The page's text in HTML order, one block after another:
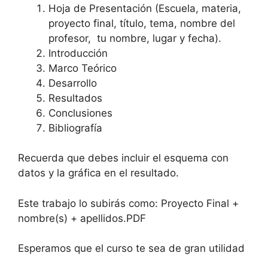
Hoja de Presentación (Escuela, materia,
proyecto final, título, tema, nombre del
profesor, tu nombre, lugar y fecha).
Introducción
Marco Teórico
Desarrollo
Resultados
Conclusiones
Bibliografía
Recuerda que debes incluir el esquema con
datos y la gráfica en el resultado.
Este trabajo lo subirás como: Proyecto Final +
nombre(s) + apellidos.PDF
Esperamos que el curso te sea de gran utilidad